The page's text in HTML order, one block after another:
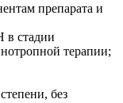
препарата и
в стадии
терапии;
без